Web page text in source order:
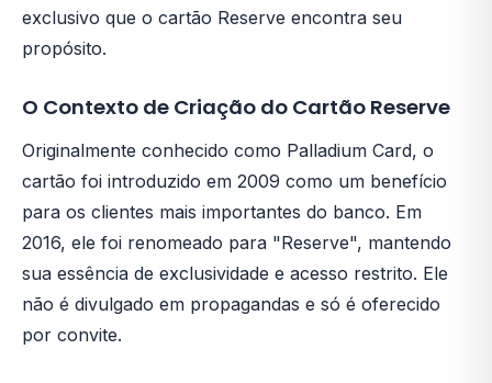
exclusivo que o cartão Reserve encontra seu
propósito.
O Contexto de Criação do Cartão Reserve
Originalmente conhecido como Palladium Card, o
cartão foi introduzido em 2009 como um benefício
para os clientes mais importantes do banco. Em
2016, ele foi renomeado para "Reserve", mantendo
sua essência de exclusividade e acesso restrito. Ele
não é divulgado em propagandas e só é oferecido
por convite.